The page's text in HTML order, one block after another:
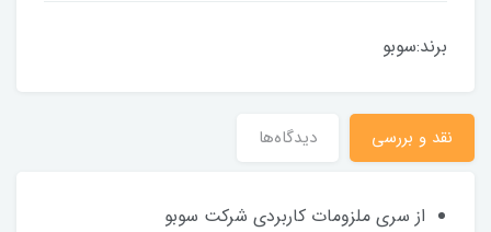
برند:سوبو
نقد و بررسی دیدگاه‌ها
از سری ملزومات کاربردی شرکت سوبو